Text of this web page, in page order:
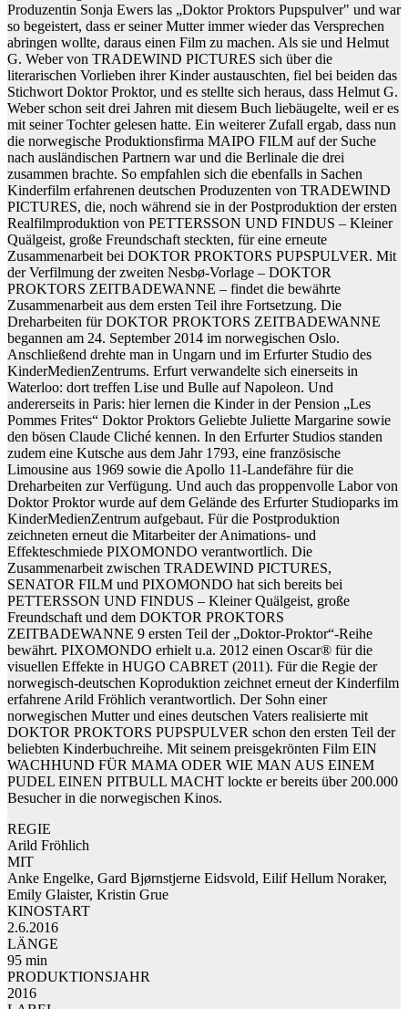
Produzentin Sonja Ewers las „Doktor Proktors Pupspulver" und war
so begeistert, dass er seiner Mutter immer wieder das Versprechen
abringen wollte, daraus einen Film zu machen. Als sie und Helmut
G. Weber von TRADEWIND PICTURES sich über die
literarischen Vorlieben ihrer Kinder austauschten, fiel bei beiden das
Stichwort Doktor Proktor, und es stellte sich heraus, dass Helmut G.
Weber schon seit drei Jahren mit diesem Buch liebäugelte, weil er es
mit seiner Tochter gelesen hatte. Ein weiterer Zufall ergab, dass nun
die norwegische Produktionsfirma MAIPO FILM auf der Suche
nach ausländischen Partnern war und die Berlinale die drei
zusammen brachte. So empfahlen sich die ebenfalls in Sachen
Kinderfilm erfahrenen deutschen Produzenten von TRADEWIND
PICTURES, die, noch während sie in der Postproduktion der ersten
Realfilmproduktion von PETTERSSON UND FINDUS – Kleiner
Quälgeist, große Freundschaft steckten, für eine erneute
Zusammenarbeit bei DOKTOR PROKTORS PUPSPULVER. Mit
der Verfilmung der zweiten Nesbø-Vorlage – DOKTOR
PROKTORS ZEITBADEWANNE – findet die bewährte
Zusammenarbeit aus dem ersten Teil ihre Fortsetzung. Die
Dreharbeiten für DOKTOR PROKTORS ZEITBADEWANNE
begannen am 24. September 2014 im norwegischen Oslo.
Anschließend drehte man in Ungarn und im Erfurter Studio des
KinderMedienZentrums. Erfurt verwandelte sich einerseits in
Waterloo: dort treffen Lise und Bulle auf Napoleon. Und
andererseits in Paris: hier lernen die Kinder in der Pension „Les
Pommes Frites“ Doktor Proktors Geliebte Juliette Margarine sowie
den bösen Claude Cliché kennen. In den Erfurter Studios standen
zudem eine Kutsche aus dem Jahr 1793, eine französische
Limousine aus 1969 sowie die Apollo 11-Landefähre für die
Dreharbeiten zur Verfügung. Und auch das proppenvolle Labor von
Doktor Proktor wurde auf dem Gelände des Erfurter Studioparks im
KinderMedienZentrum aufgebaut. Für die Postproduktion
zeichneten erneut die Mitarbeiter der Animations- und
Effekteschmiede PIXOMONDO verantwortlich. Die
Zusammenarbeit zwischen TRADEWIND PICTURES,
SENATOR FILM und PIXOMONDO hat sich bereits bei
PETTERSSON UND FINDUS – Kleiner Quälgeist, große
Freundschaft und dem DOKTOR PROKTORS
ZEITBADEWANNE 9 ersten Teil der „Doktor-Proktor“-Reihe
bewährt. PIXOMONDO erhielt u.a. 2012 einen Oscar® für die
visuellen Effekte in HUGO CABRET (2011). Für die Regie der
norwegisch-deutschen Koproduktion zeichnet erneut der Kinderfilm
erfahrene Arild Fröhlich verantwortlich. Der Sohn einer
norwegischen Mutter und eines deutschen Vaters realisierte mit
DOKTOR PROKTORS PUPSPULVER schon den ersten Teil der
beliebten Kinderbuchreihe. Mit seinem preisgekrönten Film EIN
WACHHUND FÜR MAMA ODER WIE MAN AUS EINEM
PUDEL EINEN PITBULL MACHT lockte er bereits über 200.000
Besucher in die norwegischen Kinos.
REGIE
Arild Fröhlich
MIT
Anke Engelke, Gard Bjørnstjerne Eidsvold, Eilif Hellum Noraker,
Emily Glaister, Kristin Grue
KINOSTART
2.6.2016
LÄNGE
95 min
PRODUKTIONSJAHR
2016